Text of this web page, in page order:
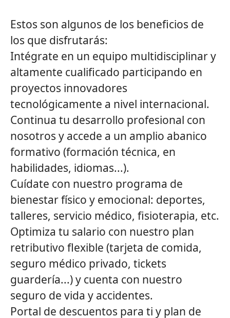
Estos son algunos de los beneficios de
los que disfrutarás:
Intégrate en un equipo multidisciplinar y
altamente cualificado participando en
proyectos innovadores
tecnológicamente a nivel internacional.
Continua tu desarrollo profesional con
nosotros y accede a un amplio abanico
formativo (formación técnica, en
habilidades, idiomas...).
Cuídate con nuestro programa de
bienestar físico y emocional: deportes,
talleres, servicio médico, fisioterapia, etc.
Optimiza tu salario con nuestro plan
retributivo flexible (tarjeta de comida,
seguro médico privado, tickets
guardería...) y cuenta con nuestro
seguro de vida y accidentes.
Portal de descuentos para ti y plan de